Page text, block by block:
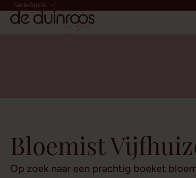
Nederlands
Bloemist
Op zoek naar een prachtig boeket